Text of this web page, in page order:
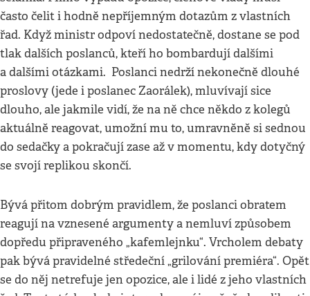
často čelit i hodně nepříjemným dotazům z vlastních
řad. Když ministr odpoví nedostatečně, dostane se pod
tlak dalších poslanců, kteří ho bombardují dalšími
a dalšími otázkami. Poslanci nedrží nekonečně dlouhé
proslovy (jede i poslanec Zaorálek), mluvívají sice
dlouho, ale jakmile vidí, že na ně chce někdo z kolegů
aktuálně reagovat, umožní mu to, umravněně si sednou
do sedačky a pokračují zase až v momentu, kdy dotyčný
se svojí replikou skončí.
Bývá přitom dobrým pravidlem, že poslanci obratem
reagují na vznesené argumenty a nemluví způsobem
dopředu připraveného „kafemlejnku“. Vrcholem debaty
pak bývá pravidelné středeční „grilování premiéra“. Opět
se do něj netrefuje jen opozice, ale i lidé z jeho vlastních